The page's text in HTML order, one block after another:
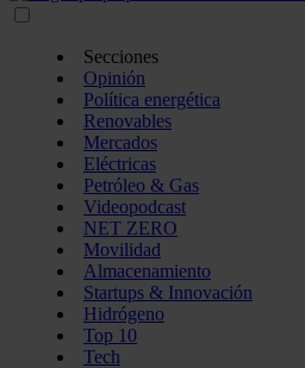
Secciones
Opinión
Política energética
Renovables
Mercados
Eléctricas
Petróleo & Gas
Videopodcast
NET ZERO
Movilidad
Almacenamiento
Startups & Innovación
Hidrógeno
Top 10
Tech